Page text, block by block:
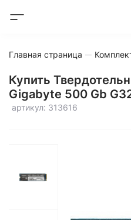
Главная страница
Купить
Gigabyte 500 Gb
артикул: 313616